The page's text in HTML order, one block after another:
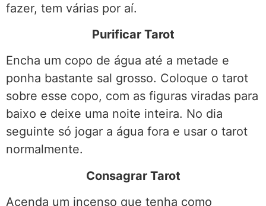
fazer, tem várias por aí.
Purificar Tarot
Encha um copo de água até a metade e
ponha bastante sal grosso. Coloque o tarot
sobre esse copo, com as figuras viradas para
baixo e deixe uma noite inteira. No dia
seguinte só jogar a água fora e usar o tarot
normalmente.
Consagrar Tarot
Acenda um incenso que tenha como